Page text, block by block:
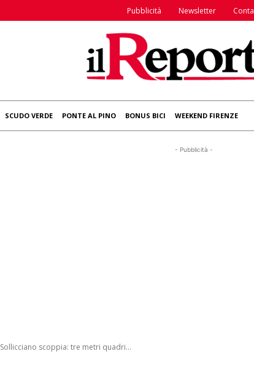
Pubblicità Newsletter
SCUDO VERDE PONTE AL PINO BONUS BICI WEEKEND FIRENZE
- Pubblicità -
Sollicciano scoppia: tre metri quadri...